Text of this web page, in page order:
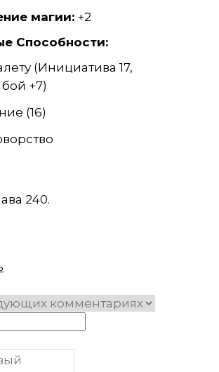
магии:+2
Способности:
(Инициатива 17,
+7)
(16)
240.